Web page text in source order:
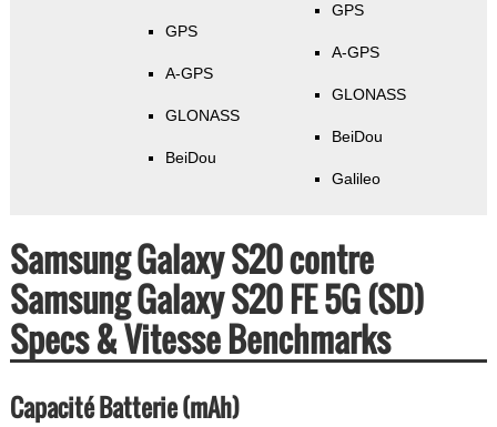
GPS
A-GPS
GLONASS
BeiDou
GPS
A-GPS
GLONASS
BeiDou
Galileo
Samsung Galaxy S20 contre
Samsung Galaxy S20 FE 5G (SD)
Specs & Vitesse Benchmarks
Capacité Batterie (mAh)